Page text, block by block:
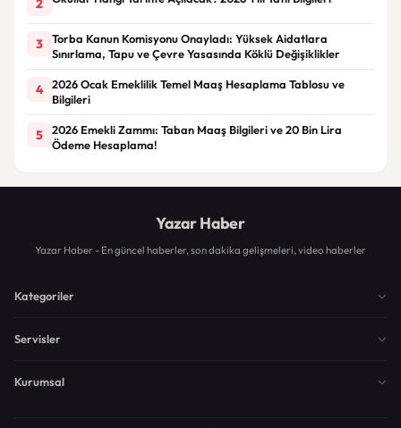
3
Torba Kanun Komisyonu Onayladı: Yüksek Aidatlara
Sınırlama, Tapu ve Çevre Yasasında Köklü Değişiklikler
4
2026 Ocak Emeklilik Temel Maaş Hesaplama Tablosu ve
Bilgileri
5
2026 Emekli Zammı: Taban Maaş Bilgileri ve 20 Bin Lira
Ödeme Hesaplama!
Yazar Haber
Yazar Haber - En güncel haberler, son dakika gelişmeleri, video haberler
Kategoriler
Servisler
Kurumsal